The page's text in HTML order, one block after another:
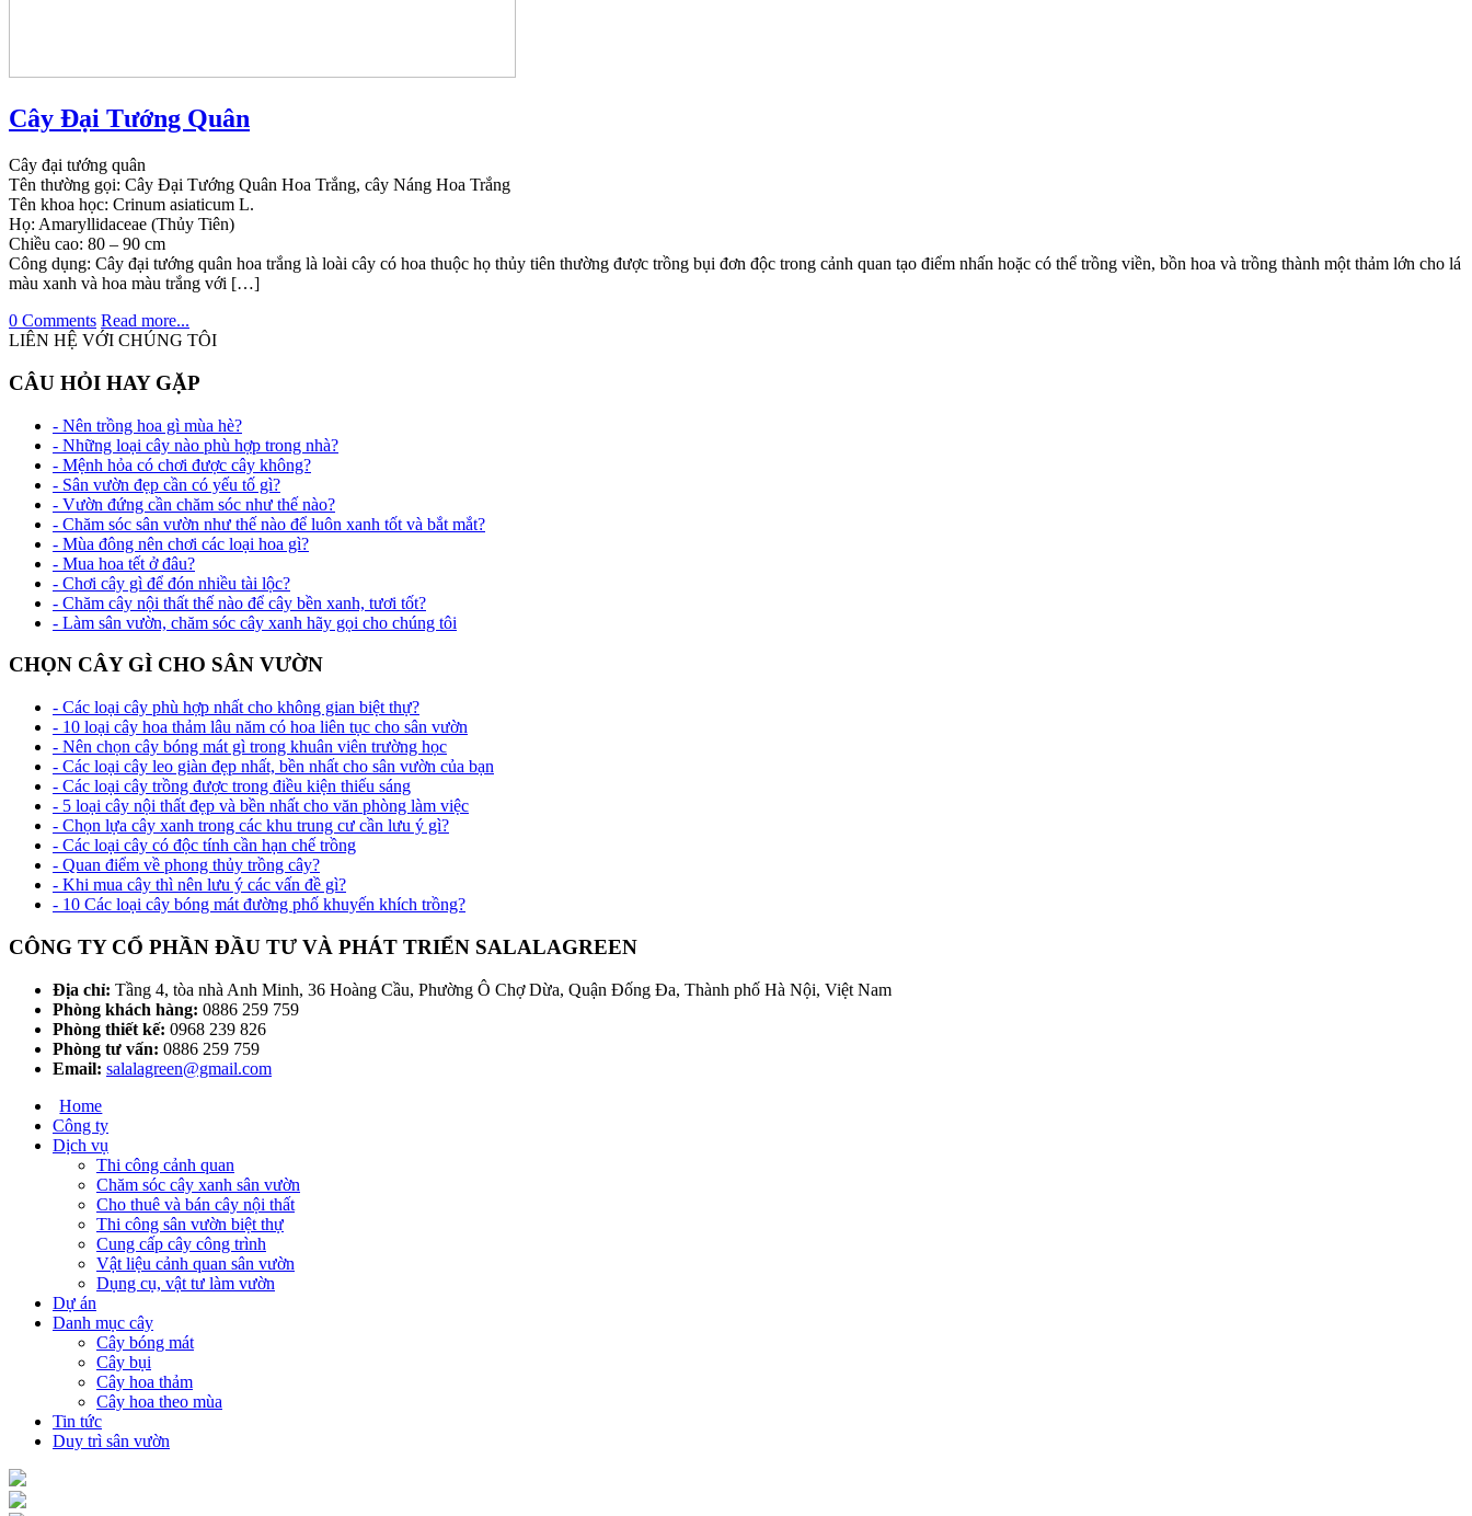
Cây Đại Tướng Quân
Cây đại tướng quân
Tên thường gọi: Cây Đại Tướng Quân Hoa Trắng, cây Náng Hoa Trắng
Tên khoa học: Crinum asiaticum L.
Họ: Amaryllidaceae (Thủy Tiên)
Chiều cao: 80 – 90 cm
Công dụng: Cây đại tướng quân hoa trắng là loài cây có hoa thuộc họ thủy tiên thường được trồng bụi đơn độc trong cảnh quan tạo điểm nhấn hoặc có thể trồng viền, bồn hoa và trồng thành một thảm lớn cho lá
màu xanh và hoa màu trắng với […]
0 Comments Read more...
LIÊN HỆ VỚI CHÚNG TÔI
CÂU HỎI HAY GẶP
- Nên trồng hoa gì mùa hè?
- Những loại cây nào phù hợp trong nhà?
- Mệnh hỏa có chơi được cây không?
- Sân vườn đẹp cần có yếu tố gì?
- Vườn đứng cần chăm sóc như thế nào?
- Chăm sóc sân vườn như thế nào để luôn xanh tốt và bắt mắt?
- Mùa đông nên chơi các loại hoa gì?
- Mua hoa tết ở đâu?
- Chơi cây gì để đón nhiều tài lộc?
- Chăm cây nội thất thế nào để cây bền xanh, tươi tốt?
- Làm sân vườn, chăm sóc cây xanh hãy gọi cho chúng tôi
CHỌN CÂY GÌ CHO SÂN VƯỜN
- Các loại cây phù hợp nhất cho không gian biệt thự?
- 10 loại cây hoa thảm lâu năm có hoa liên tục cho sân vườn
- Nên chọn cây bóng mát gì trong khuân viên trường học
- Các loại cây leo giàn đẹp nhất, bền nhất cho sân vườn của bạn
- Các loại cây trồng được trong điều kiện thiếu sáng
- 5 loại cây nội thất đẹp và bền nhất cho văn phòng làm việc
- Chọn lựa cây xanh trong các khu trung cư cần lưu ý gì?
- Các loại cây có độc tính cần hạn chế trồng
- Quan điểm về phong thủy trồng cây?
- Khi mua cây thì nên lưu ý các vấn đề gì?
- 10 Các loại cây bóng mát đường phố khuyến khích trồng?
CÔNG TY CỔ PHẦN ĐẦU TƯ VÀ PHÁT TRIỂN SALALAGREEN
Địa chỉ: Tầng 4, tòa nhà Anh Minh, 36 Hoàng Cầu, Phường Ô Chợ Dừa, Quận Đống Đa, Thành phố Hà Nội, Việt Nam
Phòng khách hàng: 0886 259 759
Phòng thiết kế: 0968 239 826
Phòng tư vấn: 0886 259 759
Email: salalagreen@gmail.com
Home
Công ty
Dịch vụ
Thi công cảnh quan
Chăm sóc cây xanh sân vườn
Cho thuê và bán cây nội thất
Thi công sân vườn biệt thự
Cung cấp cây công trình
Vật liệu cảnh quan sân vườn
Dụng cụ, vật tư làm vườn
Dự án
Danh mục cây
Cây bóng mát
Cây bụi
Cây hoa thảm
Cây hoa theo mùa
Tin tức
Duy trì sân vườn